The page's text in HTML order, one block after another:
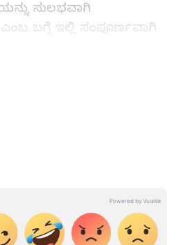
ಸುಲಭವಾಗಿ
ಎಂಬ ಬಗ್ಗೆ ಇಲ್ಲಿ ಸಂಪೂರ್ಣವಾಗಿ
ಹಾಗೂ ಸಾಲದಾತರ
ಅಷ್ಟು ವೇಗದಲ್ಲಿ ಹಣ
ವೇಳೆ ಸರಿಯಾದ ತಯಾರಿ